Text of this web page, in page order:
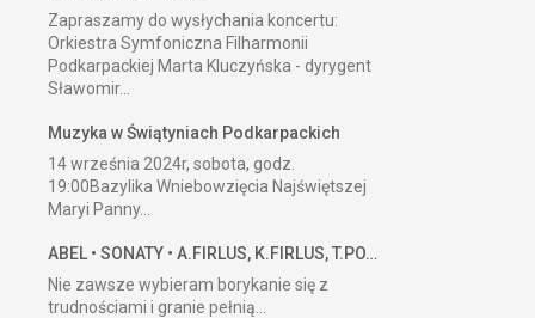
Zapraszamy do wysłychania koncertu:
Orkiestra Symfoniczna Filharmonii
Podkarpackiej Marta Kluczyńska - dyrygent
Sławomir...
Muzyka w Świątyniach Podkarpackich
14 września 2024r, sobota, godz.
19:00Bazylika Wniebowzięcia Najświętszej
Maryi Panny...
ABEL • SONATY • A.FIRLUS, K.FIRLUS, T.PO…
Nie zawsze wybieram borykanie się z
trudnościami i granie pełnią...